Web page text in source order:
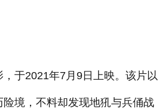
于2021年7月9日上映。该片以
境，不料却发现地犼与兵俑战